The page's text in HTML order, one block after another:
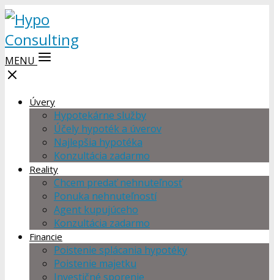
MENU
Úvery
Hypotekárne služby
Účely hypoték a úverov
Najlepšia hypotéka
Konzultácia zadarmo
Reality
Chcem predať nehnuteľnosť
Ponuka nehnuteľností
Agent kupujúceho
Konzultácia zadarmo
Financie
Poistenie splácania hypotéky
Poistenie majetku
Investičné sporenie